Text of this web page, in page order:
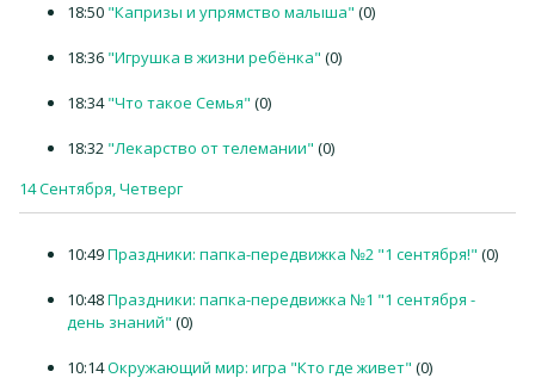
18:50 "Капризы и упрямство малыша" (0)
18:36 "Игрушка в жизни ребёнка" (0)
18:34 "Что такое Семья" (0)
18:32 "Лекарство от телемании" (0)
14 Сентября, Четверг
10:49Праздники: папка-передвижка №2 "1 сентября!" (0)
10:48Праздники: папка-передвижка №1 "1 сентября -
день знаний" (0)
10:14Окружающий мир: игра "Кто где живет" (0)